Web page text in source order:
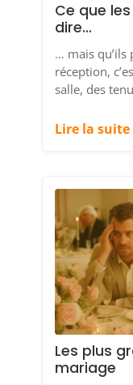
Ce que
dire…
… mais qu’ils
réception,
salle, des
Lire la suite
Les plus
mariage